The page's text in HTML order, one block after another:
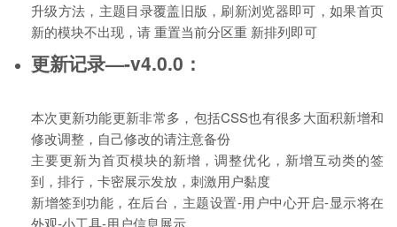
升级方法，主题目录覆盖旧版，刷新浏览器即可，如果首页
新的模块不出现，请 重置当前分区重 新排列即可
更新记录—-v4.0.0：
本次更新功能更新非常多，包括CSS也有很多大面积新增和
修改调整，自己修改的请注意备份
主要更新为首页模块的新增，调整优化，新增互动类的签
到，排行，卡密展示发放，刺激用户黏度
新增签到功能，在后台，主题设置-用户中心开启-显示将在
外观-小工具-用户信息展示